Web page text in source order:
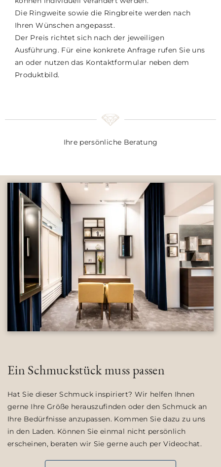
Die Ringweite sowie die Ringbreite werden nach
Ihren Wünschen angepasst.
Der Preis richtet sich nach der jeweiligen
Ausführung. Für eine konkrete Anfrage rufen Sie uns
an oder nutzen das Kontaktformular neben dem
Produktbild.
Ihre persönliche Beratung
Ein Schmuckstück muss passen
Hat Sie dieser Schmuck inspiriert? Wir helfen Ihnen
gerne Ihre Größe herauszufinden oder den Schmuck an
Ihre Bedürfnisse anzupassen. Kommen Sie dazu zu uns
in den Laden. Können Sie einmal nicht persönlich
erscheinen, beraten wir Sie gerne auch per Videochat.